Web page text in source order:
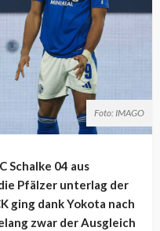
Foto: IMAGO
Schalke 04 aus
Pfälzer unterlag der
ging dank Yokota nach
zwar der Ausgleich